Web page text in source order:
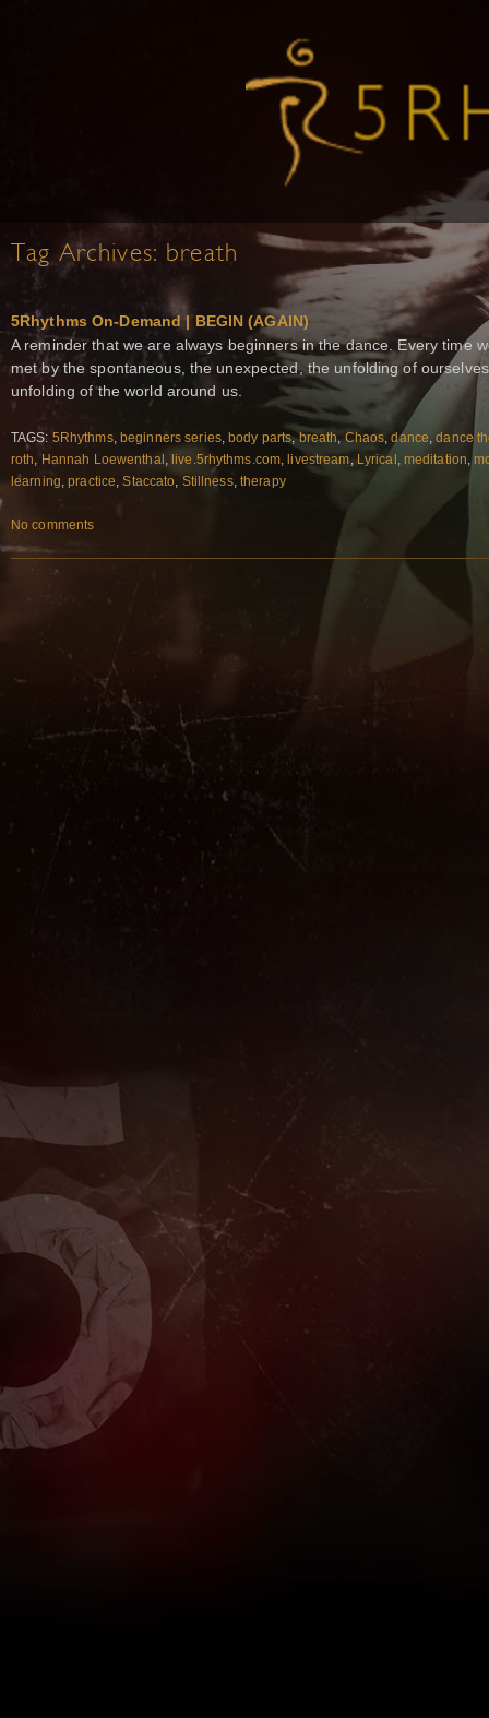
Tag Archives: breath
5Rhythms On-Demand | BEGIN (AGAIN)
A reminder that we are always beginners in the dance. Every time
met by the spontaneous, the unexpected, the unfolding of
unfolding of the world around us.
TAGS: 5Rhythms, beginners series, body parts,breath, Chaos,dance,dance
roth, Hannah Loewenthal , live.5rhythms.com, livestream, Lyrical , meditation,
learning,practice,Staccato, Stillness, therapy
No comments